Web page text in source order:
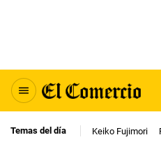
Temas del día Keiko Fujimori